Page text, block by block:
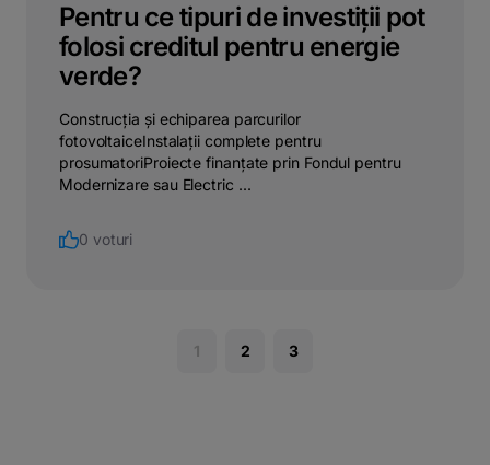
Pentru ce tipuri de investiții pot
folosi creditul pentru energie
verde?
Construcția și echiparea parcurilor
fotovoltaiceInstalații complete pentru
prosumatoriProiecte finanțate prin Fondul pentru
Modernizare sau Electric ...
0 voturi
1 2 3